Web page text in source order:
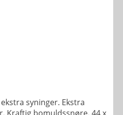
syninger. Ekstra